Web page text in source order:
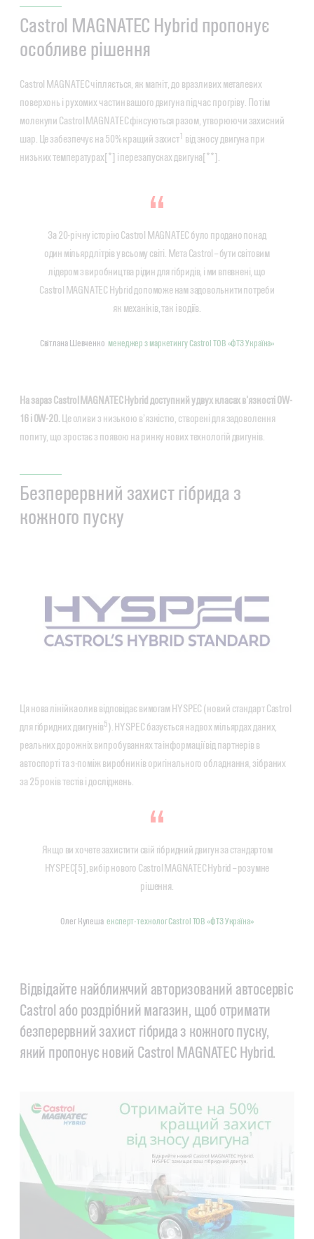
Castrol MAGNATEC Hybrid пропонує
особливе рішення
Castrol MAGNATEC чіпляється, як магніт, до вразливих металевих
поверхонь і рухомих частин вашого двигуна під час прогріву. Потім
молекули Castrol MAGNATEC фіксуються разом, утворюючи захисний
шар. Це забезпечує на 50% кращий захист1 від зносу двигуна при
низьких температурах[*] і перезапусках двигуна[**].
За 20-річну історію Castrol MAGNATEC було продано понад
один мільярд літрів у всьому світі. Мета Castrol – бути світовим
лідером з виробництва рідин для гібридів, і ми впевнені, що
Castrol MAGNATEC Hybrid допоможе нам задовольнити потреби
як механіків, так і водіїв.
Світлана Шевченко менеджер з маркетингу Castrol ТОВ «ФТЗ Україна»
На зараз Castrol MAGNATEC Hybrid доступний у двух класах в'язкості 0W-
16 і 0W-20.Це оливи з низькою в’язкістю, створені для задоволення
попиту, що зростає з появою на ринку нових технологій двигунів.
Безперервний захист гібрида з
кожного пуску
Ця нова лінійка олив відповідає вимогам HYSPEC (новий стандарт Castrol
для гібридних двигунів5). HYSPEC базується на двох мільярдах даних,
реальних дорожніх випробуваннях та інформації від партнерів в
автоспорті та з-поміж виробників оригінального обладнання, зібраних
за 25 років тестів і досліджень.
Якщо ви хочете захистити свій гібридний двигун за стандартом
HYSPEC[5], вибір нового Castrol MAGNATEC Hybrid – розумне
рішення.
Олег Кулеша експерт-технолог Castrol ТОВ «ФТЗ Україна»
Відвідайте найближчий авторизований автосервіс
Castrol або роздрібний магазин, щоб отримати
безперервний захист гібрида з кожного пуску,
який пропонує новий Castrol MAGNATEC Hybrid.